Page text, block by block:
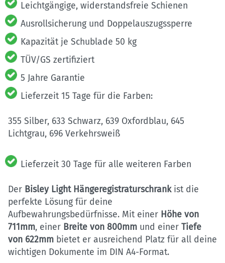
Leichtgängige, widerstandsfreie Schienen
Ausrollsicherung und Doppelauszugssperre
Kapazität je Schublade 50 kg
TÜV/GS zertifiziert
5 Jahre Garantie
Lieferzeit 15 Tage für die Farben:
355 Silber, 633 Schwarz, 639 Oxfordblau, 645
Lichtgrau, 696 Verkehrsweiß
Lieferzeit 30 Tage für alle weiteren Farben
Der Bisley Light Hängeregistraturschrankist die
perfekte Lösung für deine
Aufbewahrungsbedürfnisse. Mit einer Höhe von
711mm, einer Breite von 800mm und einer Tiefe
von 622mm bietet er ausreichend Platz für all deine
wichtigen Dokumente im DIN A4-Format.